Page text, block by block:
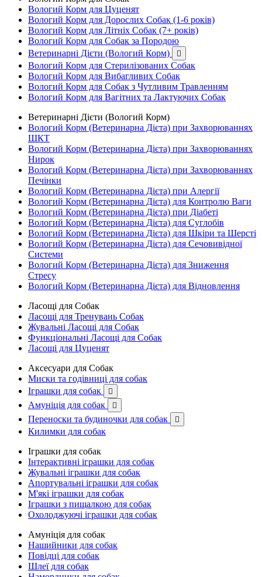
Вологий Корм для Цуценят
Вологий Корм для Дорослих Собак (1-6 років)
Вологий Корм для Літніх Собак (7+ років)
Вологий Корм для Собак за Породою
Ветеринарні Дієти (Вологий Корм)

Вологий Корм для Стерилізованих Собак
Вологий Корм для Вибагливих Собак
Вологий Корм для Собак з Чутливим Травленням
Вологий Корм для Вагітних та Лактуючих Собак
Ветеринарні Дієти (Вологий Корм)
Вологий Корм (Ветеринарна Дієта) при Захворюваннях
ШКТ
Вологий Корм (Ветеринарна Дієта) при Захворюваннях
Нирок
Вологий Корм (Ветеринарна Дієта) при Захворюваннях
Печінки
Вологий Корм (Ветеринарна Дієта) при Алергії
Вологий Корм (Ветеринарна Дієта) для Контролю Ваги
Вологий Корм (Ветеринарна Дієта) при Діабеті
Вологий Корм (Ветеринарна Дієта) для Суглобів
Вологий Корм (Ветеринарна Дієта) для Шкіри та Шерсті
Вологий Корм (Ветеринарна Дієта) для Сечовивідної
Системи
Вологий Корм (Ветеринарна Дієта) для Зниження
Стресу
Вологий Корм (Ветеринарна Дієта) для Відновлення
Ласощі для Собак
Ласощі для Тренувань Собак
Жувальні Ласощі для Собак
Функціональні Ласощі для Собак
Ласощі для Цуценят
Аксесуари для Собак
Миски та годівниці для собак
Іграшки для собак

Амуніція для собак 
Переноски та будиночки для собак 
Килимки для собак
Іграшки для собак
Інтерактивні іграшки для собак
Жувальні іграшки для собак
Апортувальні іграшки для собак
М'які іграшки для собак
Іграшки з пищалкою для собак
Охолоджуючі іграшки для собак
Амуніція для собак
Нашийники для собак
Повідці для собак
Шлеї для собак